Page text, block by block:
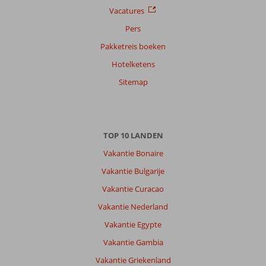
Vacatures
Pers
Pakketreis boeken
Hotelketens
Sitemap
TOP 10 LANDEN
Vakantie Bonaire
Vakantie Bulgarije
Vakantie Curacao
Vakantie Nederland
Vakantie Egypte
Vakantie Gambia
Vakantie Griekenland